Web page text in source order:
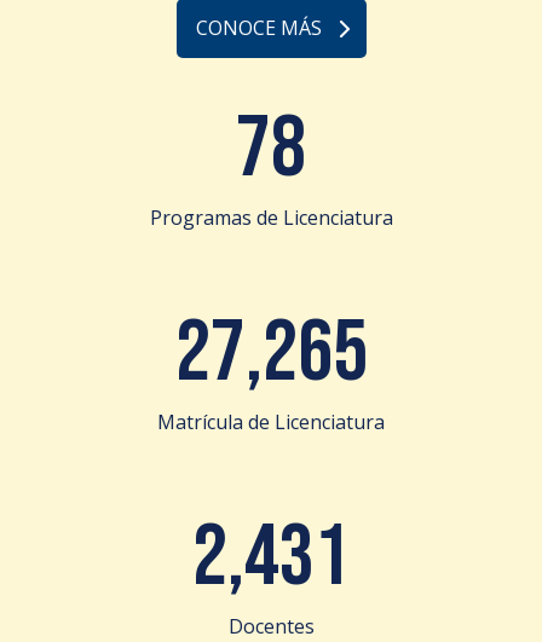
CONOCE MÁS
78
Programas de Licenciatura
27,265
Matrícula de Licenciatura
2,431
Docentes